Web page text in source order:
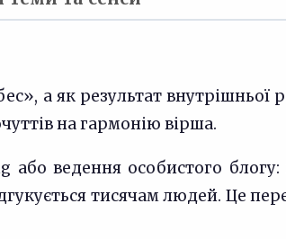
а як результат
на гармонію вірша.
або ведення особистого
тисячам людей. Це